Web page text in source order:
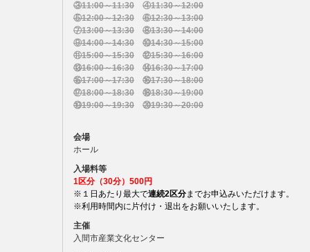
③11:00～11:30
④11:30～12:00
⑤12:00～12:30
⑥12:30～13:00
⑦13:00～13:30
⑧13:30～14:00
⑨14:00～14:30
⑩14:30～15:00
⑪15:00～15:30
⑫15:30～16:00
⑬16:00～16:30
⑭16:30～17:00
⑮17:00～17:30
⑯17:30～18:00
⑰18:00～18:30
⑱18:30～19:00
⑲19:00～19:30
⑳19:30～20:00
会場
ホール
入場料等
1区分（30分）500円
※１日あたり最大で連続2区分までお申込みいただけます。
※利用時間内に片付け・退出をお願いいたします。
主催
入間市産業文化センター